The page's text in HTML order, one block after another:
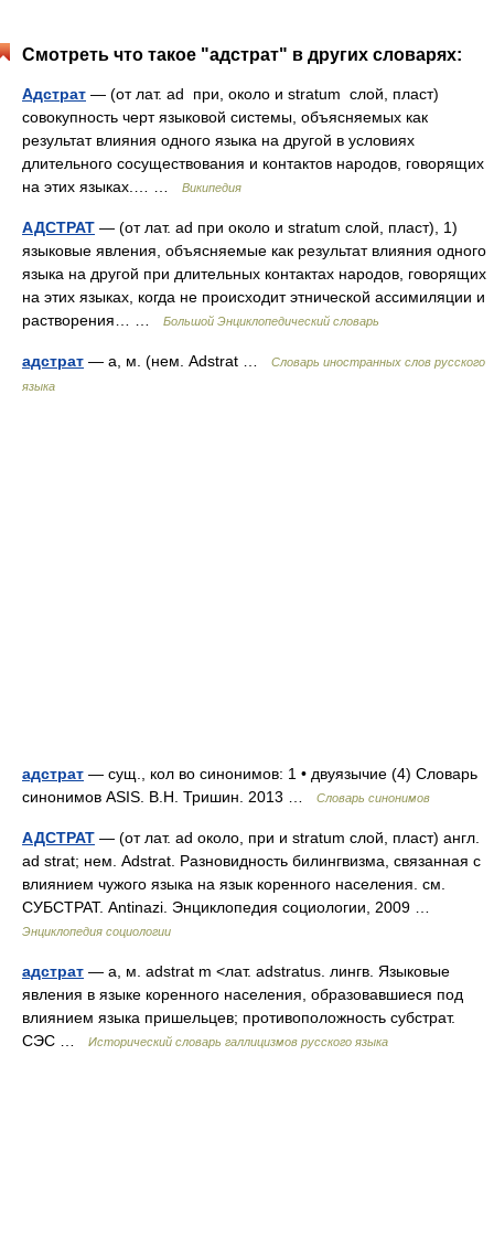
Смотреть что такое "адстрат" в других словарях:
Адстрат — (от лат. ad при, около и stratum слой, пласт)
совокупность черт языковой системы, объясняемых как
результат влияния одного языка на другой в условиях
длительного сосуществования и контактов народов, говорящих
на этих языках.… …
Википедия
АДСТРАТ — (от лат. ad при около и stratum слой, пласт), 1)
языковые явления, объясняемые как результат влияния одного
языка на другой при длительных контактах народов, говорящих
на этих языках, когда не происходит этнической ассимиляции и
растворения… …
Большой Энциклопедический словарь
адстрат — а, м. (нем. Adstrat …
Словарь иностранных слов русского
языка
адстрат — сущ., кол во синонимов: 1 • двуязычие (4) Словарь
синонимов ASIS. В.Н. Тришин. 2013 …
Словарь синонимов
АДСТРАТ — (от лат. ad около, при и stratum слой, пласт) англ.
ad strat; нем. Adstrat. Разновидность билингвизма, связанная с
влиянием чужого языка на язык коренного населения. см.
СУБСТРАТ. Antinazi. Энциклопедия социологии, 2009 …
Энциклопедия социологии
адстрат — а, м. adstrat m <лат. adstratus. лингв. Языковые
явления в языке коренного населения, образовавшиеся под
влиянием языка пришельцев; противоположность субстрат.
СЭС …
Исторический словарь галлицизмов русского языка